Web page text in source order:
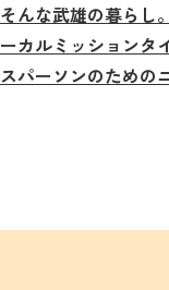
そんな武雄の暮らし
ーカルミッションタ
スパーソンのための